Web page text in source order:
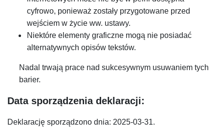
cyfrowo, ponieważ zostały przygotowane przed
wejściem w życie ww. ustawy.
Niektóre elementy graficzne mogą nie posiadać
alternatywnych opisów tekstów.
Nadal trwają prace nad sukcesywnym usuwaniem tych
barier.
Data sporządzenia deklaracji:
Deklarację sporządzono dnia: 2025-03-31.